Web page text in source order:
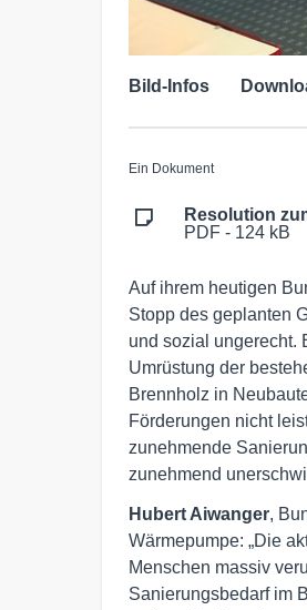
Bild-Infos
Ein Dokument
Resolution
PDF - 124 kB
Auf ihrem heutigen
Stopp des geplanten
und sozial ungerecht.
Umrüstung der
Brennholz in
Förderungen nicht
zunehmende
zunehmend
Hubert Aiwanger,
Wärmepumpe: „Die
Menschen massiv
Sanierungsbedarf im